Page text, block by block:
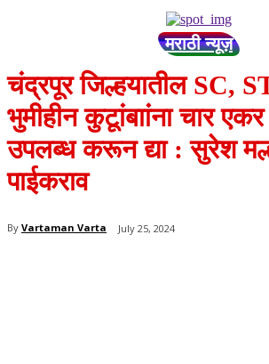
मराठी न्यूज़
चंद्रपूर जिल्हयातील SC,
भुमीहीन कुटूांबाांना चार
उपलब्ध करून द्या : सुरेश
पाईकराव
By Vartaman Varta July 25, 2024